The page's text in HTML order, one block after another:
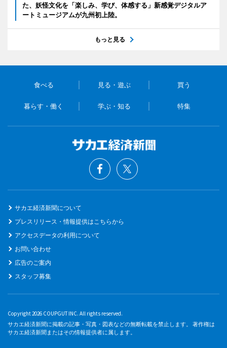
た、妖怪文化を「楽しみ、学び、体感する」新感覚デジタルア
ートミュージアムが九州初上陸。
もっと見る
食べる 見る・遊ぶ 買う
暮らす・働く 学ぶ・知る 特集
サカエ経済新聞について
プレスリリース・情報提供はこちらから
アクセスデータの利用について
お問い合わせ
広告のご案内
スタッフ募集
Copyright 2026 COUPGUT INC. All rights reserved.
サカエ経済新聞に掲載の記事・写真・図表などの無断転載を禁止します。 著作権は
サカエ経済新聞またはその情報提供者に属します。